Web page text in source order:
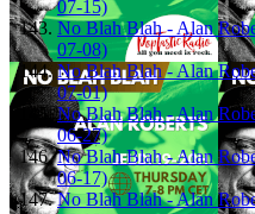
07-15)
No Blah Blah - Alan
07-08)
No Blah Blah - Alan
07-01)
No Blah Blah - Alan
06-27)
No Blah Blah - Alan
06-17)
No Blah Blah - Alan